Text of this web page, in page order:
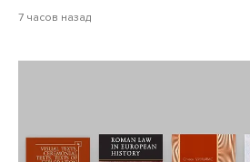
7 часов назад